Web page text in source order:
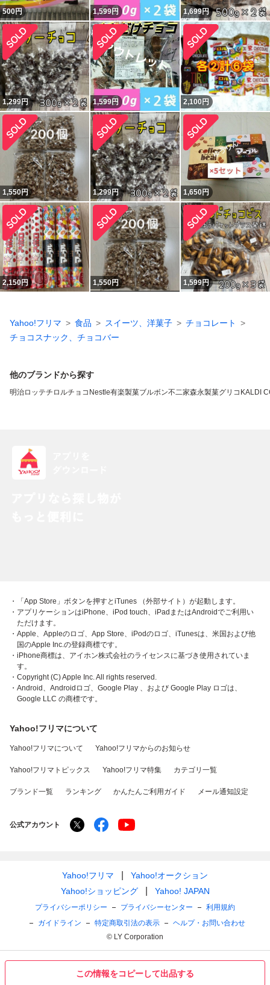
この情報をコピーして出品する
500円 1,599円 1,699円
1,299円 1,599円 2,100 円
1,550円 1,299円 1,650円
2,150円 1,550円 1,599円
Yahoo!フリマ 食品 スイーツ、洋菓子
チョコレート
チョコスナック、チョコバー
他のブランドから探す
明治ロッテチロルチョコ Nestle有楽製菓ブルボン不二家森永製菓グリコ KALDI
・「App Store」ボタンを押すとiTunes （外部サイト）が起動します。
・アプリケーションはiPhone、iPod touch、iPadまたはAndroidでご利用い
ただけます。
・Apple、Appleのロゴ、App Store、iPodのロゴ、iTunesは、米国および他
国のApple Inc.の登録商標です。
・iPhone商標は、アイホン株式会社のライセンスに基づき使用されていま
す。
・Copyright (C) Apple Inc. All rights reserved.
・Android、Androidロゴ、Google Play 、および Google Play ロゴは、
Google LLC の商標です。
Yahoo!フリマについて
Yahoo!フリマについて Yahoo!フリマからのお知らせ
Yahoo!フリマトピックス Yahoo!フリマ特集 カテゴリ一覧
ブランド一覧 ランキング かんたんご利用ガイド メール通知設定
公式アカウント
Yahoo!フリマ
Yahoo!オークション
Yahoo!ショッピング
Yahoo! JAPAN
プライバシーポリシー プライバシーセンター
利用規約
ガイドライン
特定商取引法の表示
ヘルプ・お問い合わせ
© LY Corporation